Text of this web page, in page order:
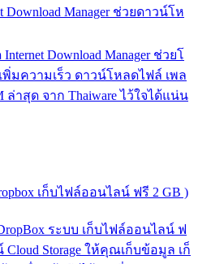
Manager ช่วยดาวน์โห
Download Manager ช่วยโ
พิ่มความเร็ว ดาวน์โหลดไฟล์ เพล
าสุด จาก Thaiware ไว้ใจได้แน่น
เก็บไฟล์ออนไลน์ ฟรี 2 GB )
ระบบ เก็บไฟล์ออนไลน์ ฟ
Storage ให้คุณเก็บข้อมูล เก็